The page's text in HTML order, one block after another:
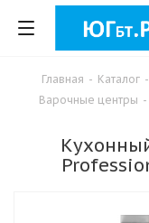
Главная - Каталог -
Варочные центры -